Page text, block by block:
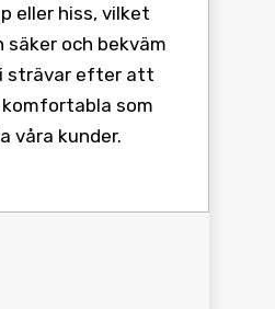
eller hiss, vilket
säker och bekväm
strävar efter att
komfortabla som
våra kunder.